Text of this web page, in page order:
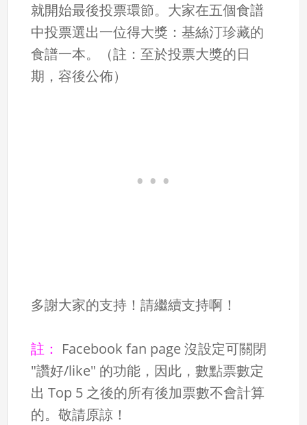
就開始最後投票環節。大家在五個食譜
中投票選出一位得大獎：基絲汀珍藏的
食譜一本。（註：至於投票大獎的日
期，容後公佈）
多謝大家的支持！請繼續支持啊！
註： Facebook fan page 沒設定可關閉
"讚好/like" 的功能，因此，數點票數定
出 Top 5 之後的所有後加票數不會計算
的。敬請原諒！